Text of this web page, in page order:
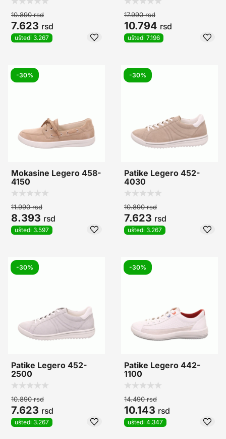
10.890rsd
7.623 rsd
uštedi 3.267
17.990rsd
10.794 rsd
uštedi 7.196
-30%
Mokasine Legero 458-
4150
11.990rsd
8.393 rsd
uštedi 3.597
-30%
Patike Legero 452-
4030
10.890rsd
7.623 rsd
uštedi 3.267
-30%
Patike Legero 452-
2500
10.890rsd
7.623 rsd
uštedi 3.267
-30%
Patike Legero 442-
1100
14.490rsd
10.143 rsd
uštedi 4.347